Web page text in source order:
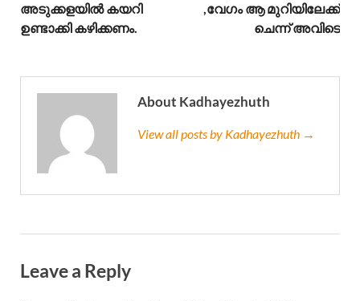
അടുക്കളയിൽ കയറി
ഉണ്ടാക്കി കഴിക്കണം.
,വേഗം ആ മുറിയിലേക്ക്
ചെന്ന് അവിടെ
About Kadhayezhuth
View all posts by Kadhayezhuth →
Leave a Reply